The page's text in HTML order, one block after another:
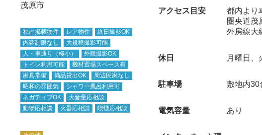
茂原市
独占掲載物件 レア物件
終日撮影OK
内容制限なし
大規模撮影可能
人・車通り（極小）
外観撮影OK
トイレ利用可能
機材置場スペース有
家具常備
備品貸出OK
周辺民家なし
昭和の雰囲気
シャワー風呂利用可
ネガティブOK
大音量応相談
動物応相談
火器応相談 喫煙応相談
アクセス目安
都内より
圏央道茂
外房線大
休日 月曜日、
駐車場 敷地内30
電気容量 あり